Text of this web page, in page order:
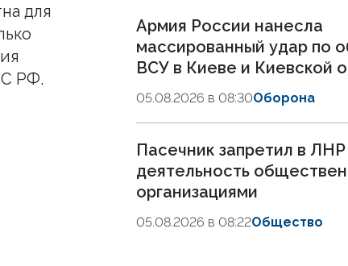
для
РФ.
Армия России нанесла
массированный удар по
ВСУ в Киеве и Киевской
05.08.2026 в 08:30Оборона
Пасечник запретил в
деятельность
организациями
05.08.2026 в 08:22Общество